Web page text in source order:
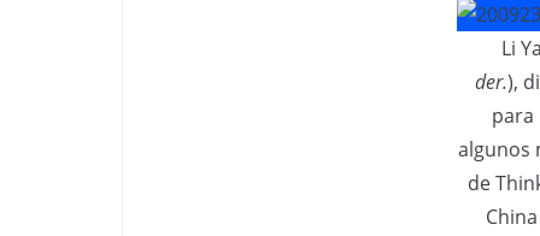
Li
der.),
para
algunos
de